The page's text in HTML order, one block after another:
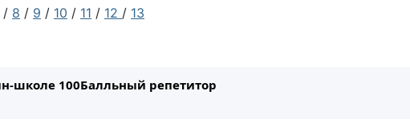
/ 8 / 9 / 10 / 11 / 12 / 13
школе 100Балльный репетитор